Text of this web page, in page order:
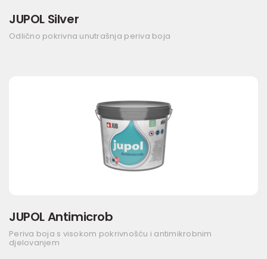
JUPOL Silver
Odlično pokrivna unutrašnja periva boja
JUPOL Antimicrob
Periva boja s visokom pokrivnošću i antimikrobnim
djelovanjem